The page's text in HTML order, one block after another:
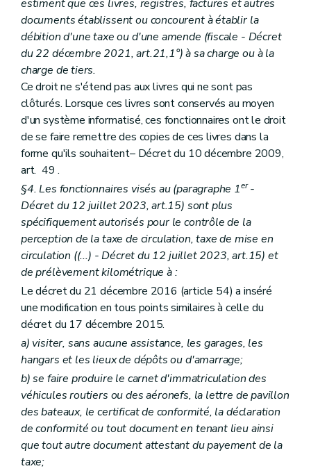
estiment que ces livres, registres, factures et autres
documents établissent ou concourent à établir la
débition d'une taxe ou d'une amende (fiscale - Décret
du 22 décembre 2021, art.21,1°) à sa charge ou à la
charge de tiers.
Ce droit ne s'étend pas aux livres qui ne sont pas
clôturés. Lorsque ces livres sont conservés au moyen
d'un système informatisé, ces fonctionnaires ont le droit
de se faire remettre des copies de ces livres dans la
forme qu'ils souhaitent– Décret du 10 décembre 2009,
art. 49 .
§4. Les fonctionnaires visés au (paragraphe 1er-
Décret du 12 juillet 2023, art.15) sont plus
spécifiquement autorisés pour le contrôle de la
perception de la taxe de circulation, taxe de mise en
circulation ((...) - Décret du 12 juillet 2023, art.15) et
de prélèvement kilométrique à :
Le décret du 21 décembre 2016 (article 54) a inséré
une modification en tous points similaires à celle du
décret du 17 décembre 2015.
a) visiter, sans aucune assistance, les garages, les
hangars et les lieux de dépôts ou d'amarrage;
b)se faire produire le carnet d'immatriculation des
véhicules routiers ou des aéronefs, la lettre de pavillon
des bateaux, le certificat de conformité, la déclaration
de conformité ou tout document en tenant lieu ainsi
que tout autre document attestant du payement de la
taxe;